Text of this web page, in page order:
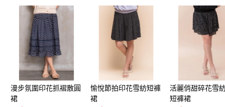
漫步氛圍印花抓褶散圓
裙
愉悅節拍印花雪紡短褲
裙
活麗俏甜碎花雪
短褲裙